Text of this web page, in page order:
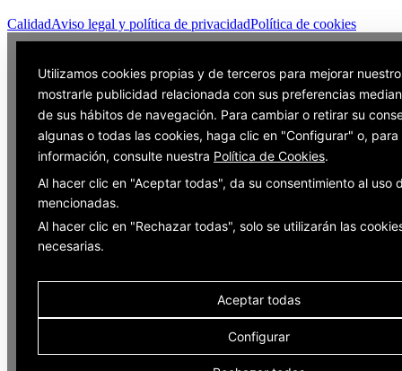
CalidadAviso legal y política de privacidadPolítica de cookies
Utilizamos cookies propias y de terceros para mejorar
mostrarle publicidad relacionada con sus preferencias
de sus hábitos de navegación. Para cambiar o retirar su
algunas o todas las cookies, haga clic en "Configurar" o, para
información, consulte nuestra Política de Cookies.
Al hacer clic en "Aceptar todas", da su consentimiento al uso
mencionadas.
Al hacer clic en "Rechazar todas", solo se utilizarán las
necesarias.
Aceptar todas
Configurar